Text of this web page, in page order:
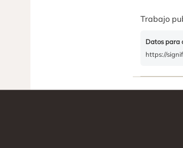
Trabajo
Datos para
https://